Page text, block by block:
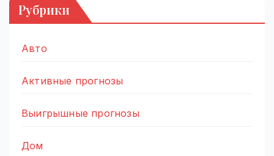
Рубрики
Авто
Активные прогнозы
Выигрышные прогнозы
Дом